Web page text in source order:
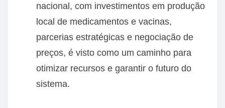
nacional, com investimentos em produção
local de medicamentos e vacinas,
parcerias estratégicas e negociação de
preços, é visto como um caminho para
otimizar recursos e garantir o futuro do
sistema.